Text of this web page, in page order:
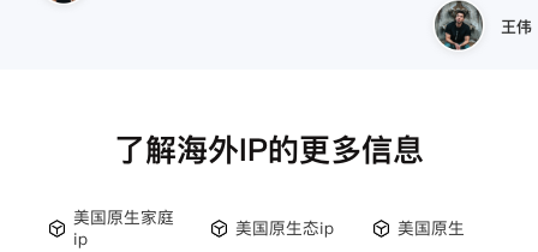
王伟
了解海外IP的更多信息
美国原生家庭
ip
美国原生态ip 美国原生